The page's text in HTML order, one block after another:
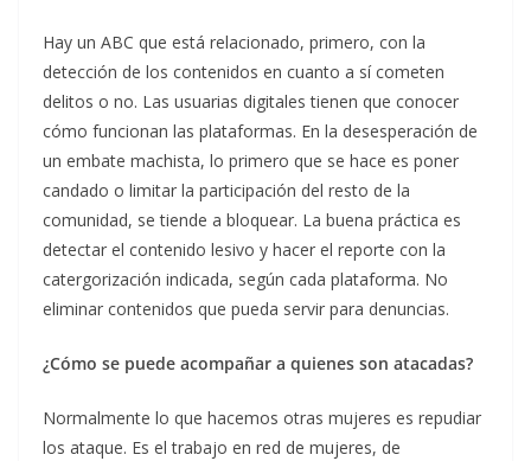
Hay un ABC que está relacionado, primero, con la
detección de los contenidos en cuanto a sí cometen
delitos o no. Las usuarias digitales tienen que conocer
cómo funcionan las plataformas. En la desesperación de
un embate machista, lo primero que se hace es poner
candado o limitar la participación del resto de la
comunidad, se tiende a bloquear. La buena práctica es
detectar el contenido lesivo y hacer el reporte con la
catergorización indicada, según cada plataforma. No
eliminar contenidos que pueda servir para denuncias.
¿Cómo se puede acompañar a quienes son atacadas?
Normalmente lo que hacemos otras mujeres es repudiar
los ataque. Es el trabajo en red de mujeres, de